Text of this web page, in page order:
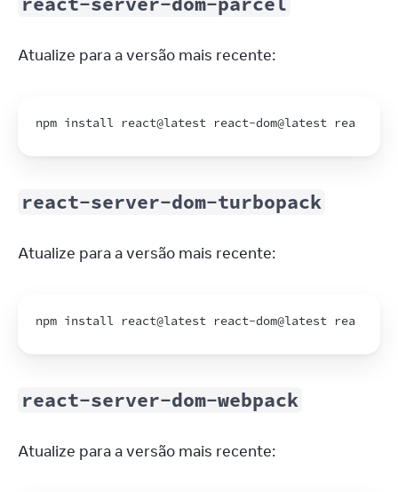
Atualize para a versão mais recente:
npm install react@latest react-dom@latest react
react-server-dom-turbopack
Atualize para a versão mais recente:
npm install react@latest react-dom@latest react
react-server-dom-webpack
Atualize para a versão mais recente: